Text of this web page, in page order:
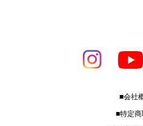
■会社
■特定商